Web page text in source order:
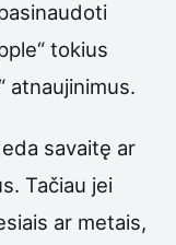
tokius
atnaujinimus.
savaitę ar
Tačiau jei
ar metais,